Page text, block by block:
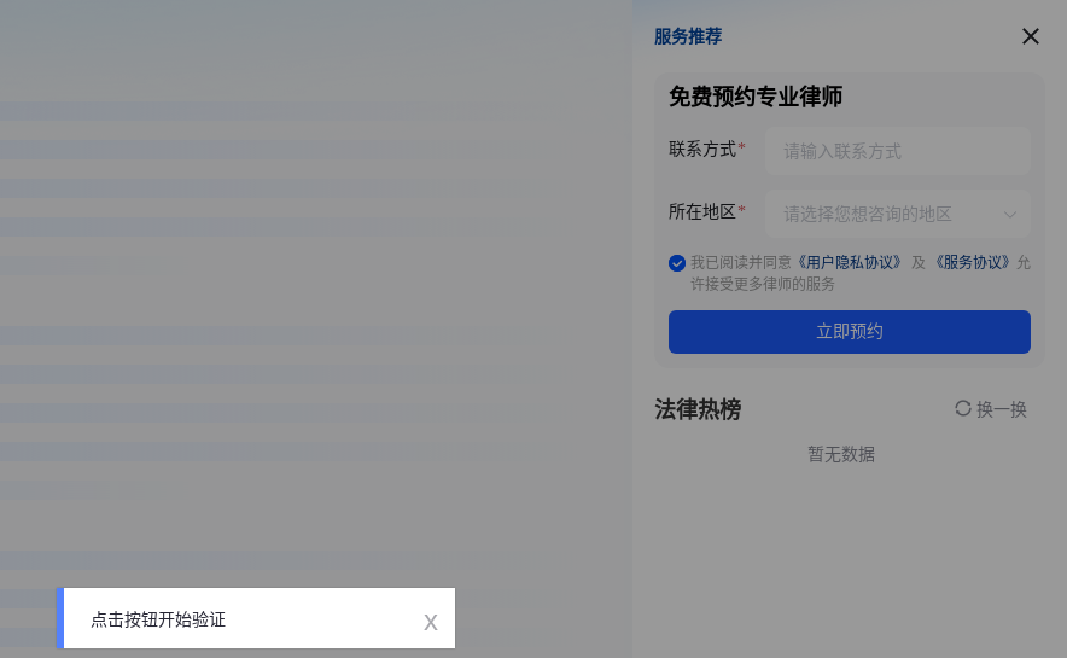
服务推荐
服务推荐
免费预约专业律师
联系方式
所在地区
我已阅读并同意 《用户隐私协议》 及 《服务协议》 允
许接受更多律师的服务
立即预约
法律热榜 换一换
暂无数据
点击按钮开始验证 x